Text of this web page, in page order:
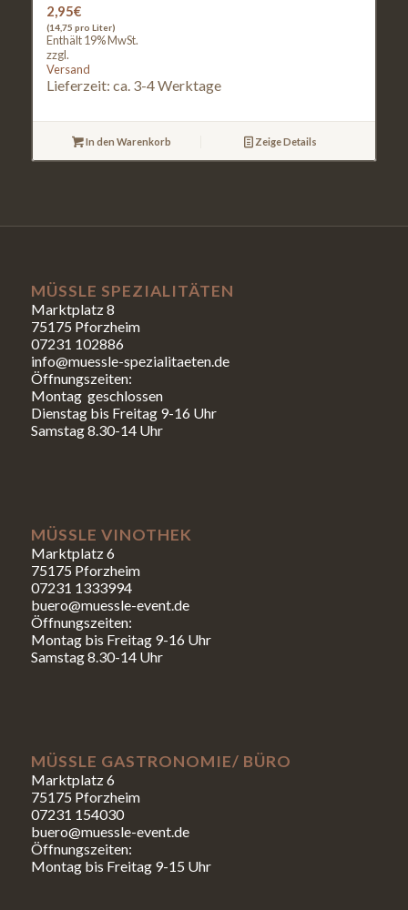
2,95€
(14,75 pro Liter)
Enthält 19% MwSt.
zzgl.
Versand
Lieferzeit: ca. 3-4 Werktage
In den Warenkorb Zeige Details
MÜSSLE SPEZIALITÄTEN
Marktplatz 8
75175 Pforzheim
07231 102886
info@muessle-spezialitaeten.de
Öffnungszeiten:
Montag geschlossen
Dienstag bis Freitag 9-16 Uhr
Samstag 8.30-14 Uhr
MÜSSLE VINOTHEK
Marktplatz 6
75175 Pforzheim
07231 1333994
buero@muessle-event.de
Öffnungszeiten:
Montag bis Freitag 9-16 Uhr
Samstag 8.30-14 Uhr
MÜSSLE GASTRONOMIE/ BÜRO
Marktplatz 6
75175 Pforzheim
07231 154030
buero@muessle-event.de
Öffnungszeiten:
Montag bis Freitag 9-15 Uhr